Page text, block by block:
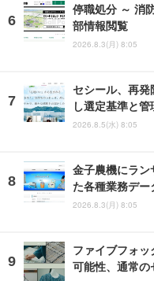
停職処分 ～ 消
部情報閲覧
2026.8.3(月) 8:05
セシール、再
し選定基準と
2026.8.5(水) 8:05
金子農機にラ
た各種業務デ
2026.8.3(月) 8:05
ファイブフォ
可能性、通常